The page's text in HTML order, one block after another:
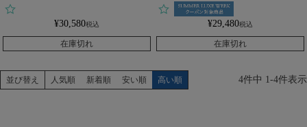
ワンショルダー ガーリー パール チェーン タイトミニドレス
(AR24833)
¥30,580税込
在庫切れ
れ透け バスト アシンメトリー タック ワンカラー タイトミ
ニドレス (AR22824)
¥29,480税込
在庫切れ
並び替え 人気順 新着順 安い順 高い順 4件中 1-4件表示